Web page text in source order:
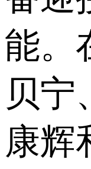
能。
贝宁
康辉